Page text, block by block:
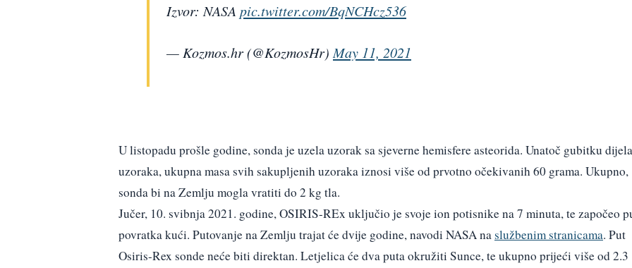
Izvor: NASA pic.twitter.com/BqNCHcz536
— Kozmos.hr (@KozmosHr)May 11, 2021
U listopadu prošle godine, sonda je uzela uzorak sa sjeverne hemisfere asteorida. Unatoč gubitku dijela
uzoraka, ukupna masa svih sakupljenih uzoraka iznosi više od prvotno očekivanih 60 grama. Ukupno,
sonda bi na Zemlju mogla vratiti do 2 kg tla.
Jučer, 10. svibnja 2021. godine, OSIRIS-REx uključio je svoje ion potisnike na 7 minuta, te započeo
povratka kući. Putovanje na Zemlju trajat će dvije godine, navodi NASA naslužbenim stranicama. Put
Osiris-Rex sonde neće biti direktan. Letjelica će dva puta okružiti Sunce, te ukupno prijeći više od 2.3